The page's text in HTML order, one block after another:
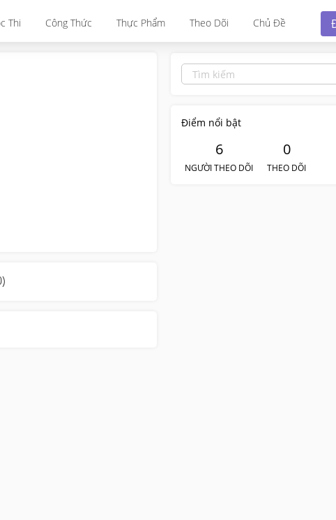
Thi Công Thức Thực Phẩm Theo Dõi Chủ Đề
)
Điểm nổi bật
6
NGƯỜI THEO DÕI
0
THEO DÕI